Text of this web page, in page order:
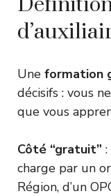
Une formation
décisifs : vous
que vous
Côté “gratuit”
charge par un
Région, d’un